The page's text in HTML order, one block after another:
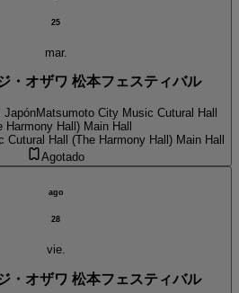
25
mar.
・オザワ 松本フェスティバル
JapónMatsumoto City Music Cutural Hall
Harmony Hall) Main Hall
Cutural Hall (The Harmony Hall) Main Hall
Agotado
ago
28
vie.
・オザワ 松本フェスティバル